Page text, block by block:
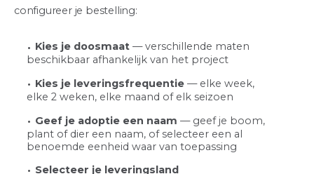
configureer je bestelling:
Kies je doosmaat — verschillende maten
beschikbaar afhankelijk van het project
Kies je leveringsfrequentie — elke week,
elke 2 weken, elke maand of elk seizoen
Geef je adoptie een naam — geef je boom,
plant of dier een naam, of selecteer een al
benoemde eenheid waar van toepassing
Selecteer je leveringsland